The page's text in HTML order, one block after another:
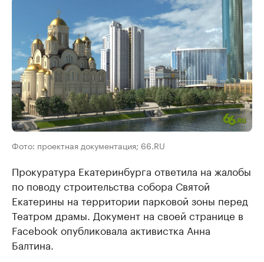
Фото: проектная документация; 66.RU
Прокуратура Екатеринбурга ответила на жалобы
по поводу строительства собора Святой
Екатерины на территории парковой зоны перед
Театром драмы. Документ на своей странице в
Facebook опубликовала активистка Анна
Балтина.